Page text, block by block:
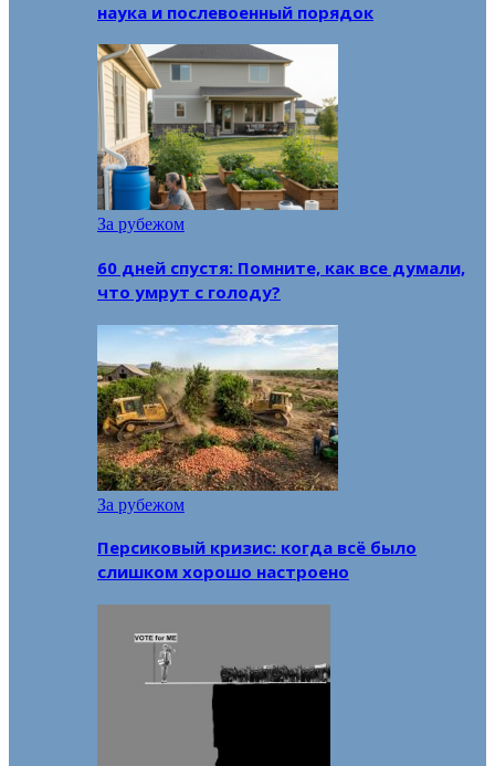
наука и послевоенный порядок
За рубежом
60 дней спустя: Помните, как все думали,
что умрут с голоду?
За рубежом
Персиковый кризис: когда всё было
слишком хорошо настроено